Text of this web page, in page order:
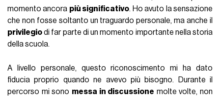
momento ancora più significativo. Ho avuto la sensazione
che non fosse soltanto un traguardo personale, ma anche il
privilegiodi far parte di un momento importante nella storia
della scuola.
A livello personale, questo riconoscimento mi ha dato
fiducia proprio quando ne avevo più bisogno. Durante il
percorso mi sono messa in discussione molte volte, non